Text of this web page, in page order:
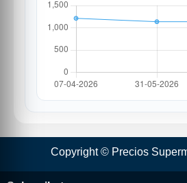
Copyright © Precios